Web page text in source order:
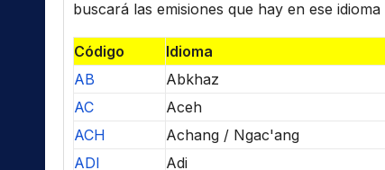
buscará las emisiones que hay en ese idioma
Código
Idioma
AB
Abkhaz
AC
Aceh
ACH
Achang / Ngac'ang
ADI
Adi